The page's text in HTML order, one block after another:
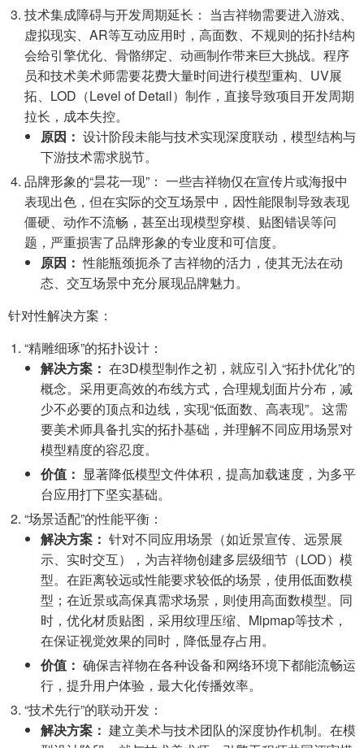
技术集成障碍与开发周期延长： 当吉祥物需要进入游戏、
虚拟现实、AR等互动应用时，高面数、不规则的拓扑结构
会给引擎优化、骨骼绑定、动画制作带来巨大挑战。程序
员和技术美术师需要花费大量时间进行模型重构、UV展
拓、LOD（Level of Detail）制作，直接导致项目开发周期
拉长，成本失控。
原因： 设计阶段未能与技术实现深度联动，模型结构与
下游技术需求脱节。
品牌形象的“昙花一现”： 一些吉祥物仅在宣传片或海报中
表现出色，但在实际的交互场景中，因性能限制导致表现
僵硬、动作不流畅，甚至出现模型穿模、贴图错误等问
题，严重损害了品牌形象的专业度和可信度。
原因： 性能瓶颈扼杀了吉祥物的活力，使其无法在动
态、交互场景中充分展现品牌魅力。
针对性解决方案：
“精雕细琢”的拓扑设计：
解决方案： 在3D模型制作之初，就应引入“拓扑优化”的
概念。采用更高效的布线方式，合理规划面片分布，减
少不必要的顶点和边线，实现“低面数、高表现”。这需
要美术师具备扎实的拓扑基础，并理解不同应用场景对
模型精度的容忍度。
价值： 显著降低模型文件体积，提高加载速度，为多平
台应用打下坚实基础。
“场景适配”的性能平衡：
解决方案： 针对不同应用场景（如近景宣传、远景展
示、实时交互），为吉祥物创建多层级细节（LOD）模
型。在距离较远或性能要求较低的场景，使用低面数模
型；在近景或高保真需求场景，则使用高面数模型。同
时，优化材质贴图，采用纹理压缩、Mipmap等技术，
在保证视觉效果的同时，降低显存占用。
价值： 确保吉祥物在各种设备和网络环境下都能流畅运
行，提升用户体验，最大化传播效率。
“技术先行”的联动开发：
解决方案： 建立美术与技术团队的深度协作机制。在模